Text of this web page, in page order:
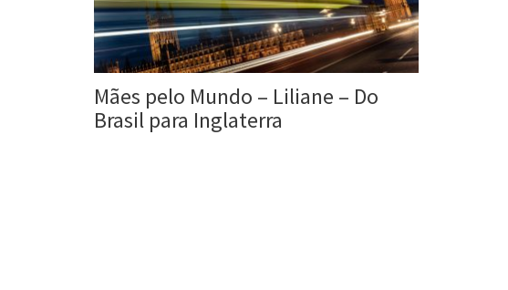
Mães pelo Mundo – Liliane – Do
Brasil para Inglaterra